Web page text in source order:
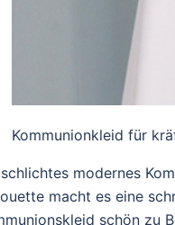
Kommunionkleid für
modernes
macht es eine
schön zu